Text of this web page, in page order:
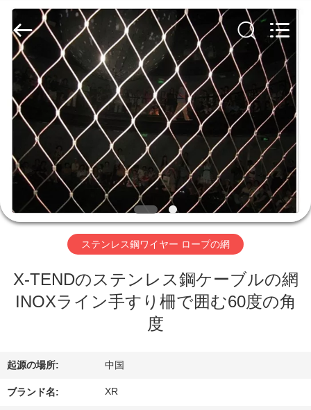
プ
ロ
ダ
ク
私
達
つ
い
Copyright
2026
PING
METAL
MESH
CO.,LTD.
Rights
Reserved.
ステンレス鋼ワイヤー ロープの網
X-TENDのステンレス鋼ケーブルの網
INOXライン手すり柵で囲む60度の角
度
起源の場所: 中国
ブランド名: XR